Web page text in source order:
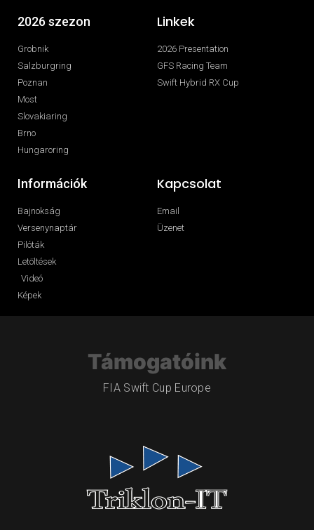
2026 szezon
Grobnik
Salzburgring
Poznan
Most
Slovakiaring
Brno
Hungaroring
Linkek
2026 Presentation
GFS Racing Team
Swift Hybrid RX Cup
Információk
Bajnokság
Versenynaptár
Pilóták
Letöltések
Videó
Képek
Kapcsolat
Email
Üzenet
Támogatóink
FIA Swift Cup Europe